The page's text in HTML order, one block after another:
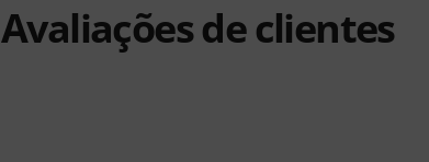
Avaliações de clientes